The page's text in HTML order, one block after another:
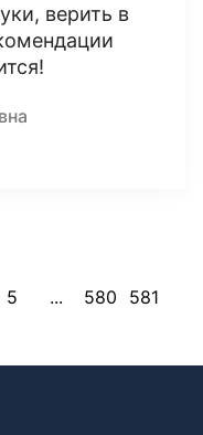
верить в
5 ... 580
581